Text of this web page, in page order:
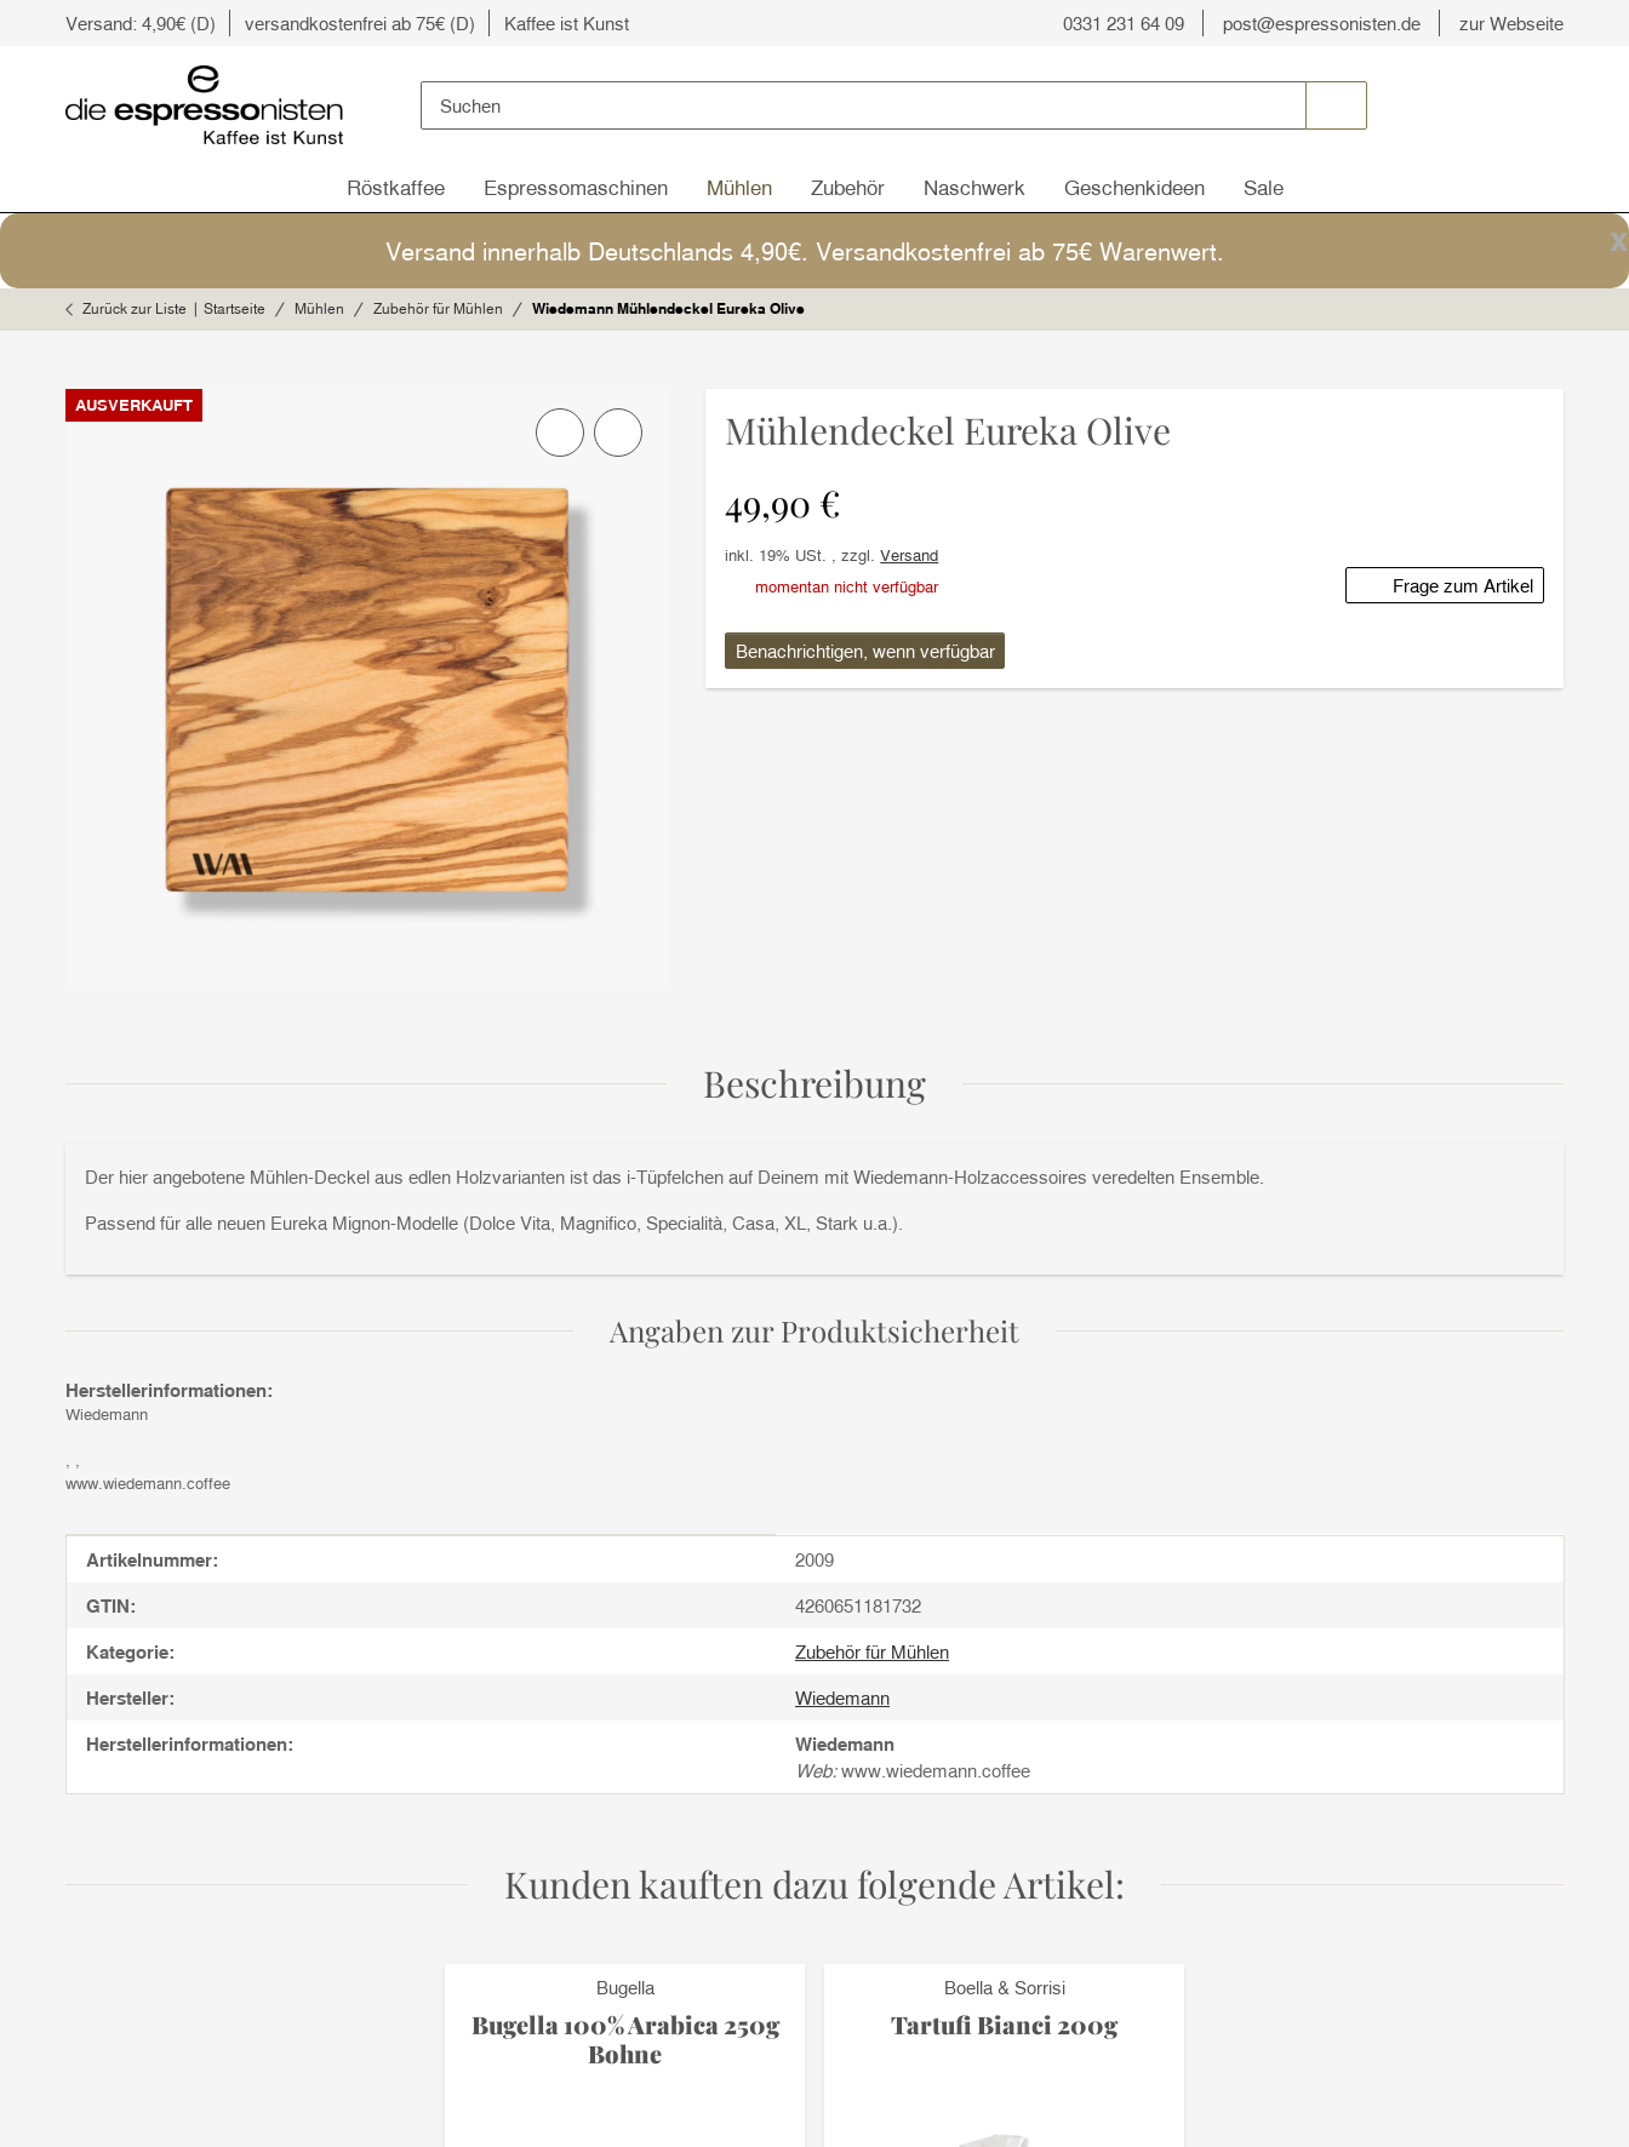
Versand: 4,90€ (D) versandkostenfrei ab 75€ (D) Kaffee ist Kunst 0331 231 64 09 post@espressonisten.de zur Webseite
Röstkaffee Espressomaschinen Mühlen Zubehör Naschwerk Geschenkideen Sale
x
Versand innerhalb Deutschlands 4,90€. Versandkostenfrei ab 75€ Warenwert.
Zurück zur Liste Startseite Mühlen Zubehör für Mühlen Wiedemann Mühlendeckel Eureka Olive
AUSVERKAUFT
Mühlendeckel Eureka Olive
49,90 €
inkl. 19% USt. , zzgl.Versand
momentan nicht verfügbar
Frage zum Artikel
Benachrichtigen, wenn verfügbar
Beschreibung
Der hier angebotene Mühlen-Deckel aus edlen Holzvarianten ist das i-Tüpfelchen auf Deinem mit Wiedemann-Holzaccessoires veredelten Ensemble.
Passend für alle neuen Eureka Mignon-Modelle (Dolce Vita, Magnifico, Specialità, Casa, XL, Stark u.a.).
Angaben zur Produktsicherheit
Herstellerinformationen:
Wiedemann
www.wiedemann.coffee
Produkteigenschaft
Wert
Artikelnummer: 2009
GTIN: 4260651181732
Kategorie: Zubehör für Mühlen
Hersteller: Wiedemann
Herstellerinformationen:
Wiedemann
Web:www.wiedemann.coffee
Kunden kauften dazu folgende Artikel:
Bugella
Bugella 100% Arabica 250g
Bohne
Boella & Sorrisi
Tartufi Bianci 200g